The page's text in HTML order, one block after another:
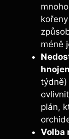
méně
týdně)
plán,
Volba